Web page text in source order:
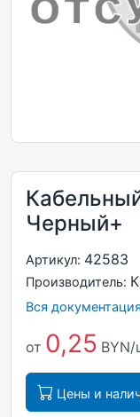
Черный+
Артикул: 42583
Производитель:
Вся документация
от 0,25 BYN/
Цены и